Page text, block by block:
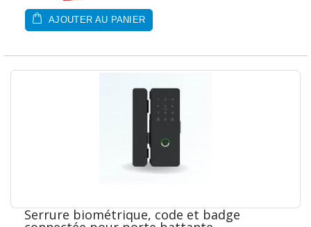
AJOUTER AU PANIER
Serrure biométrique, code et badge